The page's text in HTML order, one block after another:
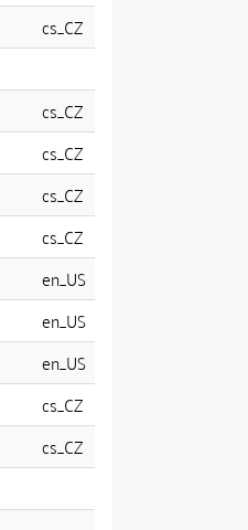
cs_CZ
cs_CZ
cs_CZ
cs_CZ
cs_CZ
en_US
en_US
en_US
cs_CZ
cs_CZ